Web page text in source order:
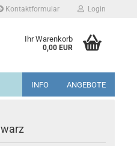
Kontaktformular Login
Ihr Warenkorb
0,00 EUR
INFO ANGEBOTE